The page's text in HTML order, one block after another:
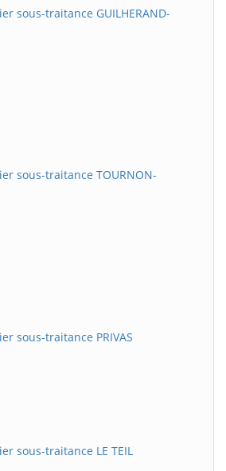
sous-traitance GUILHERAND-
sous-traitance TOURNON-
sous-traitance PRIVAS
sous-traitance LE TEIL